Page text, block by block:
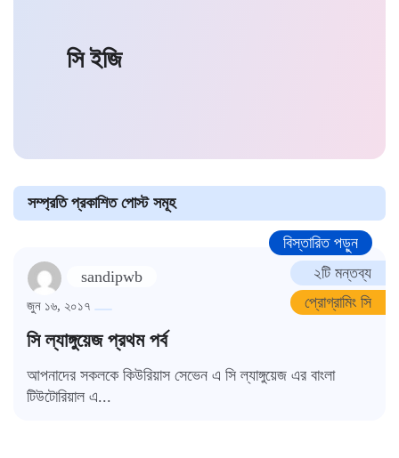
সি ইজি
সম্প্রতি প্রকাশিত পোস্ট সমূহ
sandipwb
২টি মন্তব্য
প্রোগ্রামিং সি
বিস্তারিত পড়ুন
জুন ১৬, ২০১৭
সি ল্যাঙ্গুয়েজ প্রথম পর্ব
আপনাদের সকলকে কিউরিয়াস সেভেন এ সি ল্যাঙ্গুয়েজ এর বাংলা
টিউটোরিয়াল এ...